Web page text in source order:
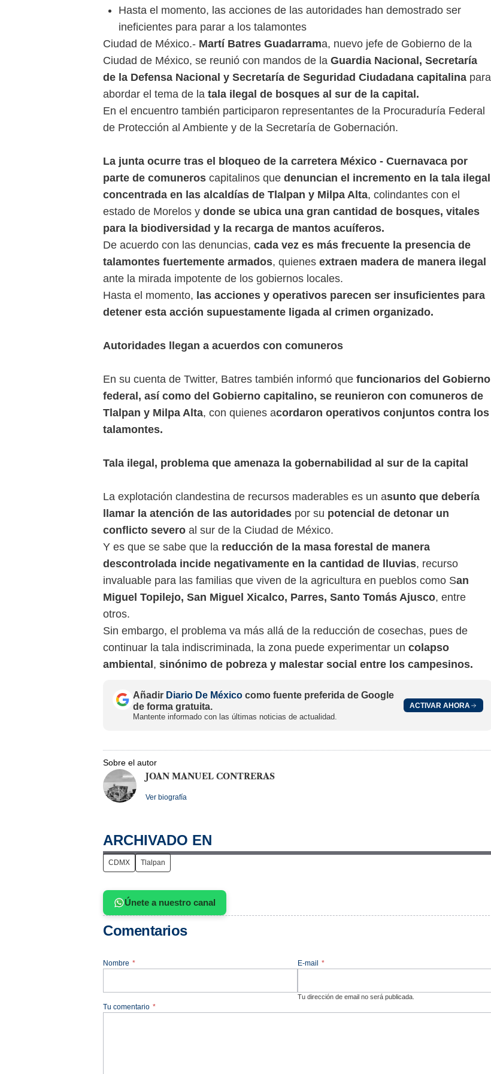
Hasta el momento, las acciones de las autoridades han demostrado ser
ineficientes para parar a los talamontes
Ciudad de México.- Martí Batres Guadarrama, nuevo jefe de Gobierno de la
Ciudad de México, se reunió con mandos de la Guardia Nacional, Secretaría
de la Defensa Nacional y Secretaría de Seguridad Ciudadana capitalina para
abordar el tema de la tala ilegal de bosques al sur de la capital.
En el encuentro también participaron representantes de la Procuraduría Federal
de Protección al Ambiente y de la Secretaría de Gobernación.
La junta ocurre tras el bloqueo de la carretera México - Cuernavaca por
parte de comuneros capitalinos que denuncian el incremento en la tala ilegal
concentrada en las alcaldías de Tlalpan y Milpa Alta, colindantes con el
estado de Morelos y donde se ubica una gran cantidad de bosques, vitales
para la biodiversidad y la recarga de mantos acuíferos.
De acuerdo con las denuncias, cada vez es más frecuente la presencia de
talamontes fuertemente armados, quienes extraen madera de manera ilegal
ante la mirada impotente de los gobiernos locales.
Hasta el momento, las acciones y operativos parecen ser insuficientes para
detener esta acción supuestamente ligada al crimen organizado.
Autoridades llegan a acuerdos con comuneros
En su cuenta de Twitter, Batres también informó que funcionarios del Gobierno
federal, así como del Gobierno capitalino, se reunieron con comuneros de
Tlalpan y Milpa Alta, con quienes acordaron operativos conjuntos contra los
talamontes.
Tala ilegal, problema que amenaza la gobernabilidad al sur de la capital
La explotación clandestina de recursos maderables es un asunto que debería
llamar la atención de las autoridades por su potencial de detonar un
conflicto severo al sur de la Ciudad de México.
Y es que se sabe que la reducción de la masa forestal de manera
descontrolada incide negativamente en la cantidad de lluvias, recurso
invaluable para las familias que viven de la agricultura en pueblos como San
Miguel Topilejo, San Miguel Xicalco, Parres, Santo Tomás Ajusco, entre
otros.
Sin embargo, el problema va más allá de la reducción de cosechas, pues de
continuar la tala indiscriminada, la zona puede experimentar un colapso
ambiental , sinónimo de pobreza y malestar social entre los campesinos.
Añadir Diario De México como fuente preferida de Google
de forma gratuita.
Mantente informado con las últimas noticias de actualidad.
ACTIVAR AHORA
Sobre el autor
JOAN MANUEL CONTRERAS
Ver biografía
ARCHIVADO EN
CDMX Tlalpan
Únete a nuestro canal
Comentarios
Nombre * E-mail *
Tu dirección de email no será publicada.
Tu comentario *